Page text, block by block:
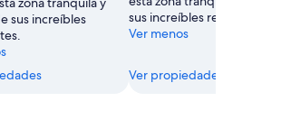
sus increíbles
sus increíbles restaurantes.
Ver menos
Ver propiedades